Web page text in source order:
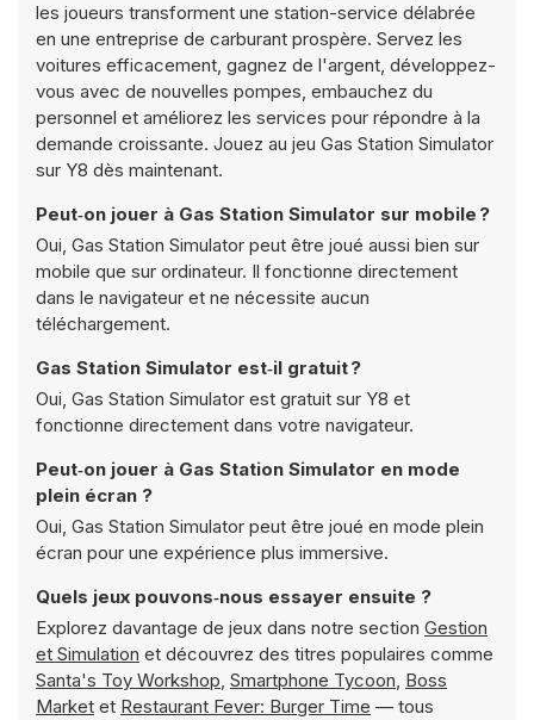
les joueurs transforment une station-service délabrée
en une entreprise de carburant prospère. Servez les
voitures efficacement, gagnez de l'argent, développez-
vous avec de nouvelles pompes, embauchez du
personnel et améliorez les services pour répondre à la
demande croissante. Jouez au jeu Gas Station Simulator
sur Y8 dès maintenant.
Peut‑on jouer à Gas Station Simulator sur mobile ?
Oui, Gas Station Simulator peut être joué aussi bien sur
mobile que sur ordinateur. Il fonctionne directement
dans le navigateur et ne nécessite aucun
téléchargement.
Gas Station Simulator est‑il gratuit ?
Oui, Gas Station Simulator est gratuit sur Y8 et
fonctionne directement dans votre navigateur.
Peut‑on jouer à Gas Station Simulator en mode
plein écran ?
Oui, Gas Station Simulator peut être joué en mode plein
écran pour une expérience plus immersive.
Quels jeux pouvons‑nous essayer ensuite ?
Explorez davantage de jeux dans notre section Gestion
et Simulation et découvrez des titres populaires comme
Santa's Toy Workshop, Smartphone Tycoon, Boss
Market et Restaurant Fever: Burger Time — tous